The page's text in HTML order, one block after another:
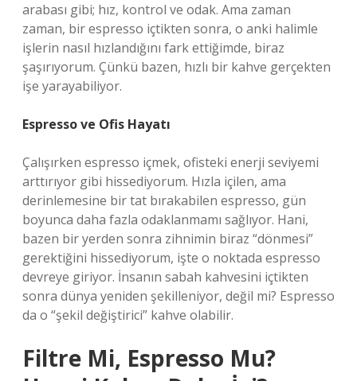
arabası gibi; hız, kontrol ve odak. Ama zaman
zaman, bir espresso içtikten sonra, o anki halimle
işlerin nasıl hızlandığını fark ettiğimde, biraz
şaşırıyorum. Çünkü bazen, hızlı bir kahve gerçekten
işe yarayabiliyor.
Espresso ve Ofis Hayatı
Çalışırken espresso içmek, ofisteki enerji seviyemi
arttırıyor gibi hissediyorum. Hızla içilen, ama
derinlemesine bir tat bırakabilen espresso, gün
boyunca daha fazla odaklanmamı sağlıyor. Hani,
bazen bir yerden sonra zihnimin biraz “dönmesi”
gerektiğini hissediyorum, işte o noktada espresso
devreye giriyor. İnsanın sabah kahvesini içtikten
sonra dünya yeniden şekilleniyor, değil mi? Espresso
da o “şekil değiştirici” kahve olabilir.
Filtre Mi, Espresso Mu?